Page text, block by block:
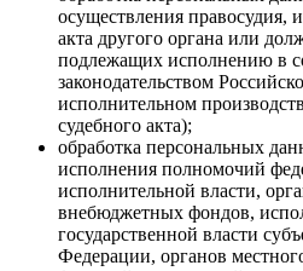
осуществления правосудия,
акта другого органа или
подлежащих исполнению в
законодательством
исполнительном
судебного акта);
обработка персональных
исполнения полномочий
исполнительной власти,
внебюджетных фондов,
государственной власти
Федерации, органов